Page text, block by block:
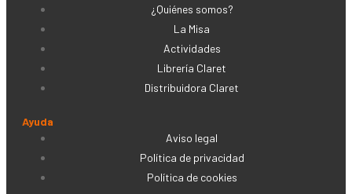
¿Quiénes somos?
La Misa
Actividades
Librería Claret
Distribuidora Claret
Ayuda
Aviso legal
Política de privacidad
Política de cookies